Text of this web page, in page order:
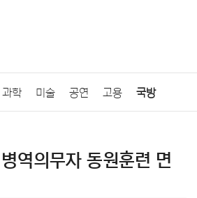
과학 미술 공연 고용 국방
일상 주식 암호화폐 블록체인
역의무자 동원훈련 면